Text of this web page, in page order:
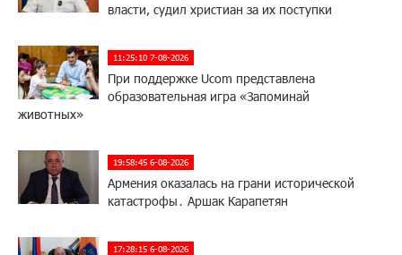
власти, судил христиан за их поступки
11:25:10 7-08-2026
При поддержке Ucom представлена
образовательная игра «Запоминай
животных»
19:58:45 6-08-2026
Армения оказалась на грани исторической
катастрофы․ Аршак Карапетян
17:28:15 6-08-2026